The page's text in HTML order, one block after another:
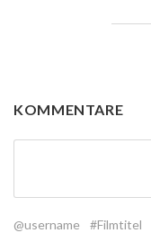
KOMMENTARE
@username #Filmtitel